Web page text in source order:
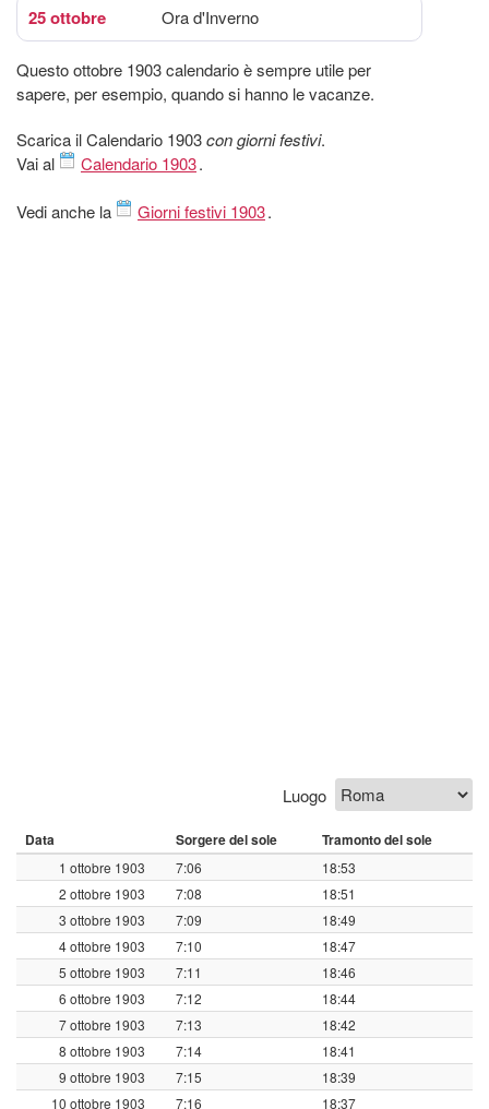
25 ottobre Ora d'Inverno
Questo ottobre 1903 calendario è sempre utile per
sapere, per esempio, quando si hanno le vacanze.
Scarica il Calendario 1903con giorni festivi.
Vai al
Calendario 1903.
Vedi anche la Giorni festivi 1903.
Luogo
Data Sorgere del sole Tramonto del sole
1 ottobre 1903 7:06
18:53
2 ottobre 1903
7:08
18:51
3 ottobre 1903
7:09
18:49
4 ottobre 1903
7:10
18:47
5 ottobre 1903
7:11
18:46
6 ottobre 1903
7:12
18:44
7 ottobre 1903
7:13
18:42
8 ottobre 1903
7:14
18:41
9 ottobre 1903
7:15
18:39
10 ottobre 1903
7:16 18:37